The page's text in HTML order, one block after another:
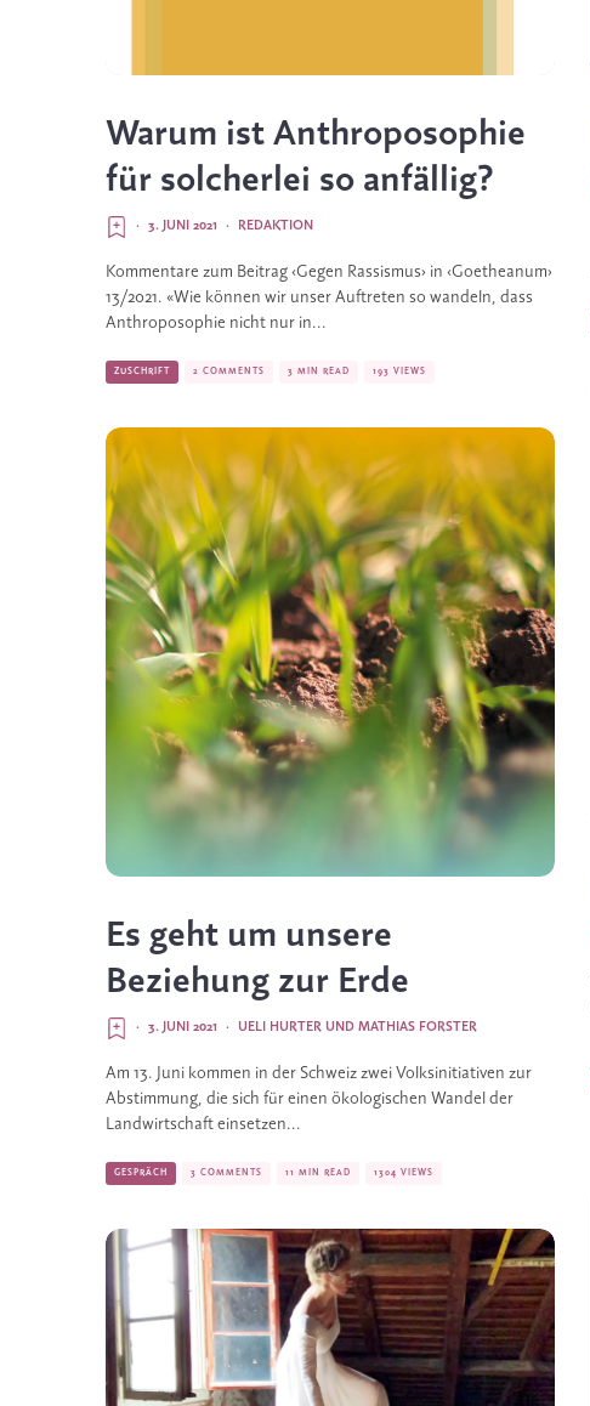
Warum ist Anthroposophie
für solcherlei so anfällig?
REDAKTION
·
3. JUNI 2021
·
Kommentare zum Beitrag ‹Gegen Rassismus› in ‹Goetheanum›
13/2021. «Wie können wir unser Auftreten so wandeln, dass
Anthroposophie nicht nur in...
ZUSCHRIFT 2 COMMENTS 3 MIN READ 193 VIEWS
Es geht um unsere
Beziehung zur Erde
UELI HURTER UND MATHIAS FORSTER
·
3. JUNI 2021
·
Am 13. Juni kommen in der Schweiz zwei Volksinitiativen zur
Abstimmung, die sich für einen ökologischen Wandel der
Landwirtschaft einsetzen...
GESPRÄCH 3 COMMENTS 11 MIN READ 1304 VIEWS